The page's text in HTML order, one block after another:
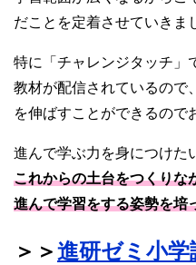
だことを定着させていきま
特に「チャレンジタッチ」
教材が配信されているので
を伸ばすことができるので
進んで学ぶ力を身につけた
これからの土台をつくりな
進んで学習をする姿勢を培
＞＞進研ゼミ小学